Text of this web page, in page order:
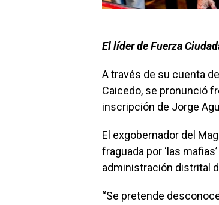
El líder de Fuerza
A través de su cuenta
Caicedo, se pronunció
inscripción de Jorge
El exgobernador del
fraguada por ‘las
administración distrital
“Se pretende